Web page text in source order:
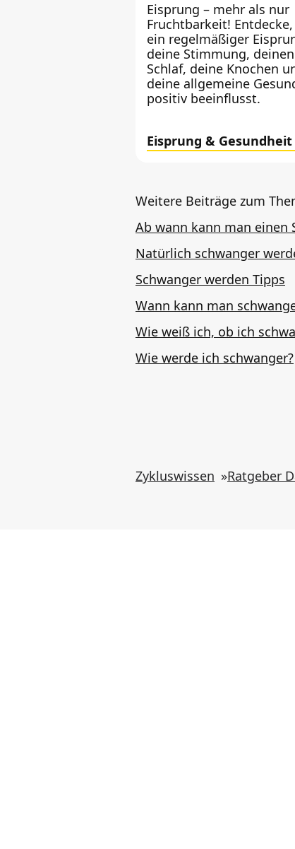
Eisprung – mehr als nur
Fruchtbarkeit!
ein regelmäßiger
deine Stimmung, deinen
Schlaf, deine Knochen
deine allgemeine
positiv beeinflusst.
Eisprung & Gesundheit
Weitere Beiträge zum
Ab wann kann man einen
Natürlich schwanger
Schwanger werden Tipps
Wann kann man
Wie weiß ich, ob ich
Wie werde ich schwanger?
Zykluswissen »Ratgeber